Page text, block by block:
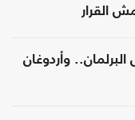
القرار
وأردوغان